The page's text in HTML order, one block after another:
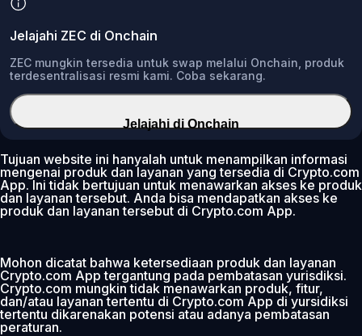
Jelajahi ZEC di Onchain
ZEC mungkin tersedia untuk swap melalui Onchain, produk
terdesentralisasi resmi kami. Coba sekarang.
Jelajahi di Onchain
Tujuan website ini hanyalah untuk menampilkan informasi
mengenai produk dan layanan yang tersedia di Crypto.com
App. Ini tidak bertujuan untuk menawarkan akses ke produk
dan layanan tersebut. Anda bisa mendapatkan akses ke
produk dan layanan tersebut di Crypto.com App.
Mohon dicatat bahwa ketersediaan produk dan layanan
Crypto.com App tergantung pada pembatasan yurisdiksi.
Crypto.com mungkin tidak menawarkan produk, fitur,
dan/atau layanan tertentu di Crypto.com App di yursidiksi
tertentu dikarenakan potensi atau adanya pembatasan
peraturan.